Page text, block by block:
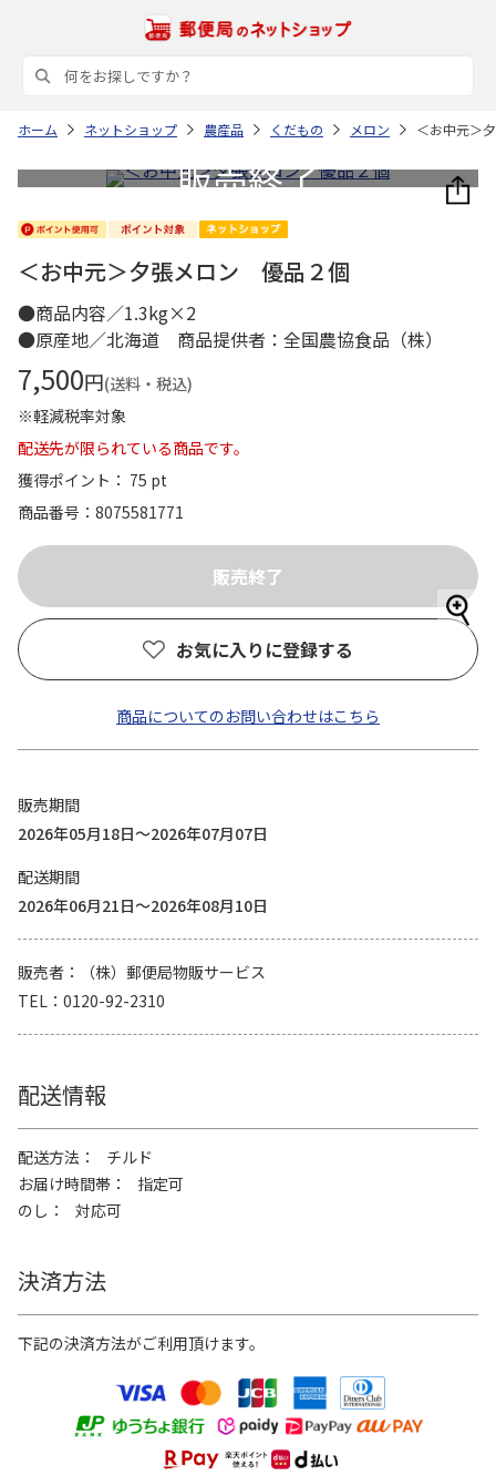
ホーム ネットショップ 農産品 くだもの メロン ＜お中元＞
＜お中元＞夕張メロン 優品２個
●商品内容／1.3kg×2
●原産地／北海道 商品提供者：全国農協食品（株）
7,500円(送料・税込)
※軽減税率対象
配送先が限られている商品です。
獲得ポイント： 75 pt
商品番号
8075581771
お気に入りに登録する
商品についてのお問い合わせはこちら
販売期間
2026年05月18日～2026年07月07日
配送期間
2026年06月21日～2026年08月10日
販売者
（株）郵便局物販サービス
TEL
0120-92-2310
配送情報
配送方法
チルド
お届け時間帯
指定可
のし
対応可
決済方法
下記の決済方法がご利用頂けます。